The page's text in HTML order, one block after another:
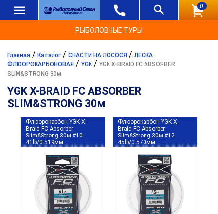
0
РЫБОЛОВНЫЕ ТУРЫ
Главная / Каталог / СНАСТИ НА ЛОСОСЯ / ЛЕСКА
ФЛЮОРОКАРБОНОВАЯ / YGK/ YGK X-BRAID FC ABSORBER
SLIM&STRONG 30м
YGK X-BRAID FC ABSORBER
SLIM&STRONG 30м
Флюорокарбон YGK X-
Braid FC Absorber
Slim&Strong 30м #10
41lb/0.519мм
Флюорокарбон YGK X-
Braid FC Absorber
Slim&Strong 30м #12
45lb/0.570мм